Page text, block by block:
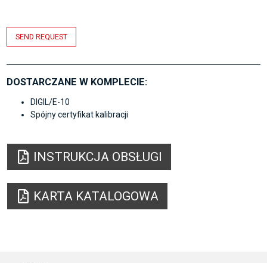
SEND REQUEST
DOSTARCZANE W KOMPLECIE:
DIGIL/E-10
Spójny certyfikat kalibracji
INSTRUKCJA OBSŁUGI
KARTA KATALOGOWA